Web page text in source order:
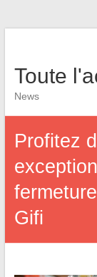
Toute
News
Profitez
Gifi